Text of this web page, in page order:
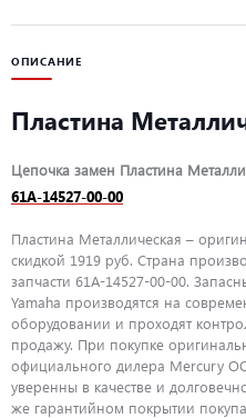
ОПИСАНИЕ
Пластина
Цепочка замен Пластина
61A-14527-00-00
Пластина Металлическая –
скидкой 1919 руб. Страна
запчасти 61A-14527-00-00.
Yamaha производятся на
оборудовании и проходят
продажу. При покупке
официального дилера Mercury
уверенны в качестве и
же гарантийном покрытии